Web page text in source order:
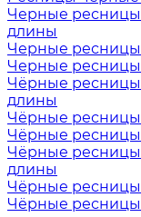
Черные ресницы
длины
Черные ресницы
Черные ресницы
Чёрные ресницы
длины
Чёрные
Чёрные
Чёрные ресницы
длины
Чёрные
Чёрные ресницы